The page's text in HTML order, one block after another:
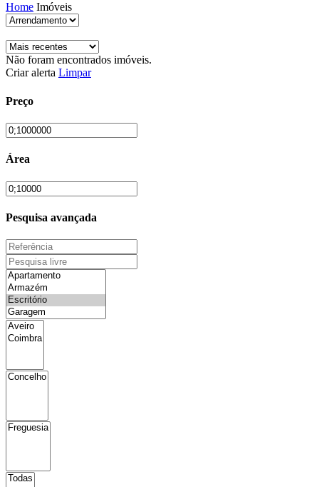
Home Imóveis
Não foram encontrados imóveis.
Criar alerta Limpar
Preço
Área
Pesquisa avançada